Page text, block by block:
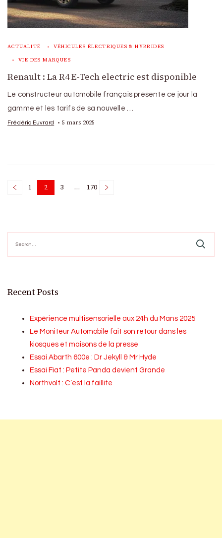
ACTUALITÉ VÉHICULES ÉLECTRIQUES & HYBRIDES
VIE DES MARQUES
Renault : La R4 E-Tech electric est disponible
Le constructeur automobile français présente ce jour la
gamme et les tarifs de sa nouvelle …
Frédéric Euvrard 5 mars 2025
Posts
Page
1 Page
2 Page
3 … Page
170
for:
Recent Posts
Expérience multisensorielle aux 24h du Mans 2025
Le Moniteur Automobile fait son retour dans les
kiosques et maisons de la presse
Essai Abarth 600e : Dr Jekyll & Mr Hyde
Essai Fiat : Petite Panda devient Grande
Northvolt : C’est la faillite